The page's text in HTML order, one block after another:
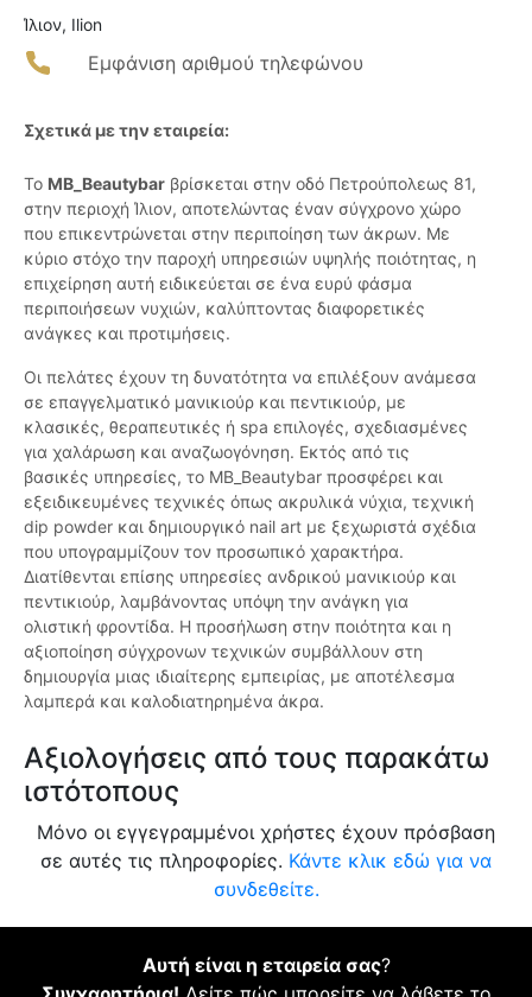
Ίλιον, Ilion
Εμφάνιση αριθμού τηλεφώνου
Σχετικά με την εταιρεία:
Το MB_Beautybar βρίσκεται στην οδό Πετρούπολεως 81,
στην περιοχή Ίλιον, αποτελώντας έναν σύγχρονο χώρο
που επικεντρώνεται στην περιποίηση των άκρων. Με
κύριο στόχο την παροχή υπηρεσιών υψηλής ποιότητας, η
επιχείρηση αυτή ειδικεύεται σε ένα ευρύ φάσμα
περιποιήσεων νυχιών, καλύπτοντας διαφορετικές
ανάγκες και προτιμήσεις.
Οι πελάτες έχουν τη δυνατότητα να επιλέξουν ανάμεσα
σε επαγγελματικό μανικιούρ και πεντικιούρ, με
κλασικές, θεραπευτικές ή spa επιλογές, σχεδιασμένες
για χαλάρωση και αναζωογόνηση. Εκτός από τις
βασικές υπηρεσίες, το MB_Beautybar προσφέρει και
εξειδικευμένες τεχνικές όπως ακρυλικά νύχια, τεχνική
dip powder και δημιουργικό nail art με ξεχωριστά σχέδια
που υπογραμμίζουν τον προσωπικό χαρακτήρα.
Διατίθενται επίσης υπηρεσίες ανδρικού μανικιούρ και
πεντικιούρ, λαμβάνοντας υπόψη την ανάγκη για
ολιστική φροντίδα. Η προσήλωση στην ποιότητα και η
αξιοποίηση σύγχρονων τεχνικών συμβάλλουν στη
δημιουργία μιας ιδιαίτερης εμπειρίας, με αποτέλεσμα
λαμπερά και καλοδιατηρημένα άκρα.
Αξιολογήσεις από τους παρακάτω
ιστότοπους
Μόνο οι εγγεγραμμένοι χρήστες έχουν πρόσβαση
σε αυτές τις πληροφορίες. Κάντε κλικ εδώ για να
συνδεθείτε.
Αυτή είναι η εταιρεία σας?